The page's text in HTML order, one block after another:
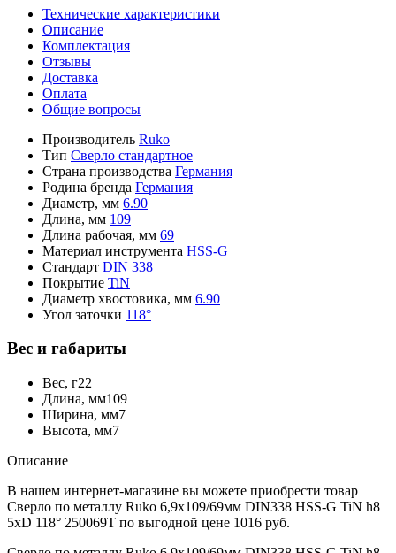
Технические характеристики
Описание
Комплектация
Отзывы
Доставка
Оплата
Общие вопросы
Производитель Ruko
Тип Сверло стандартное
Страна производства Германия
Родина бренда Германия
Диаметр, мм 6.90
Длина, мм 109
Длина рабочая, мм 69
Материал инструмента HSS-G
Стандарт DIN 338
Покрытие TiN
Диаметр хвостовика, мм 6.90
Угол заточки 118°
Вес и габариты
Вес, г22
Длина, мм109
Ширина, мм7
Высота, мм7
Описание
В нашем интернет-магазине вы можете приобрести товар
Сверло по металлу Ruko 6,9x109/69мм DIN338 HSS-G TiN h8
5xD 118° 250069T по выгодной цене 1016 руб.